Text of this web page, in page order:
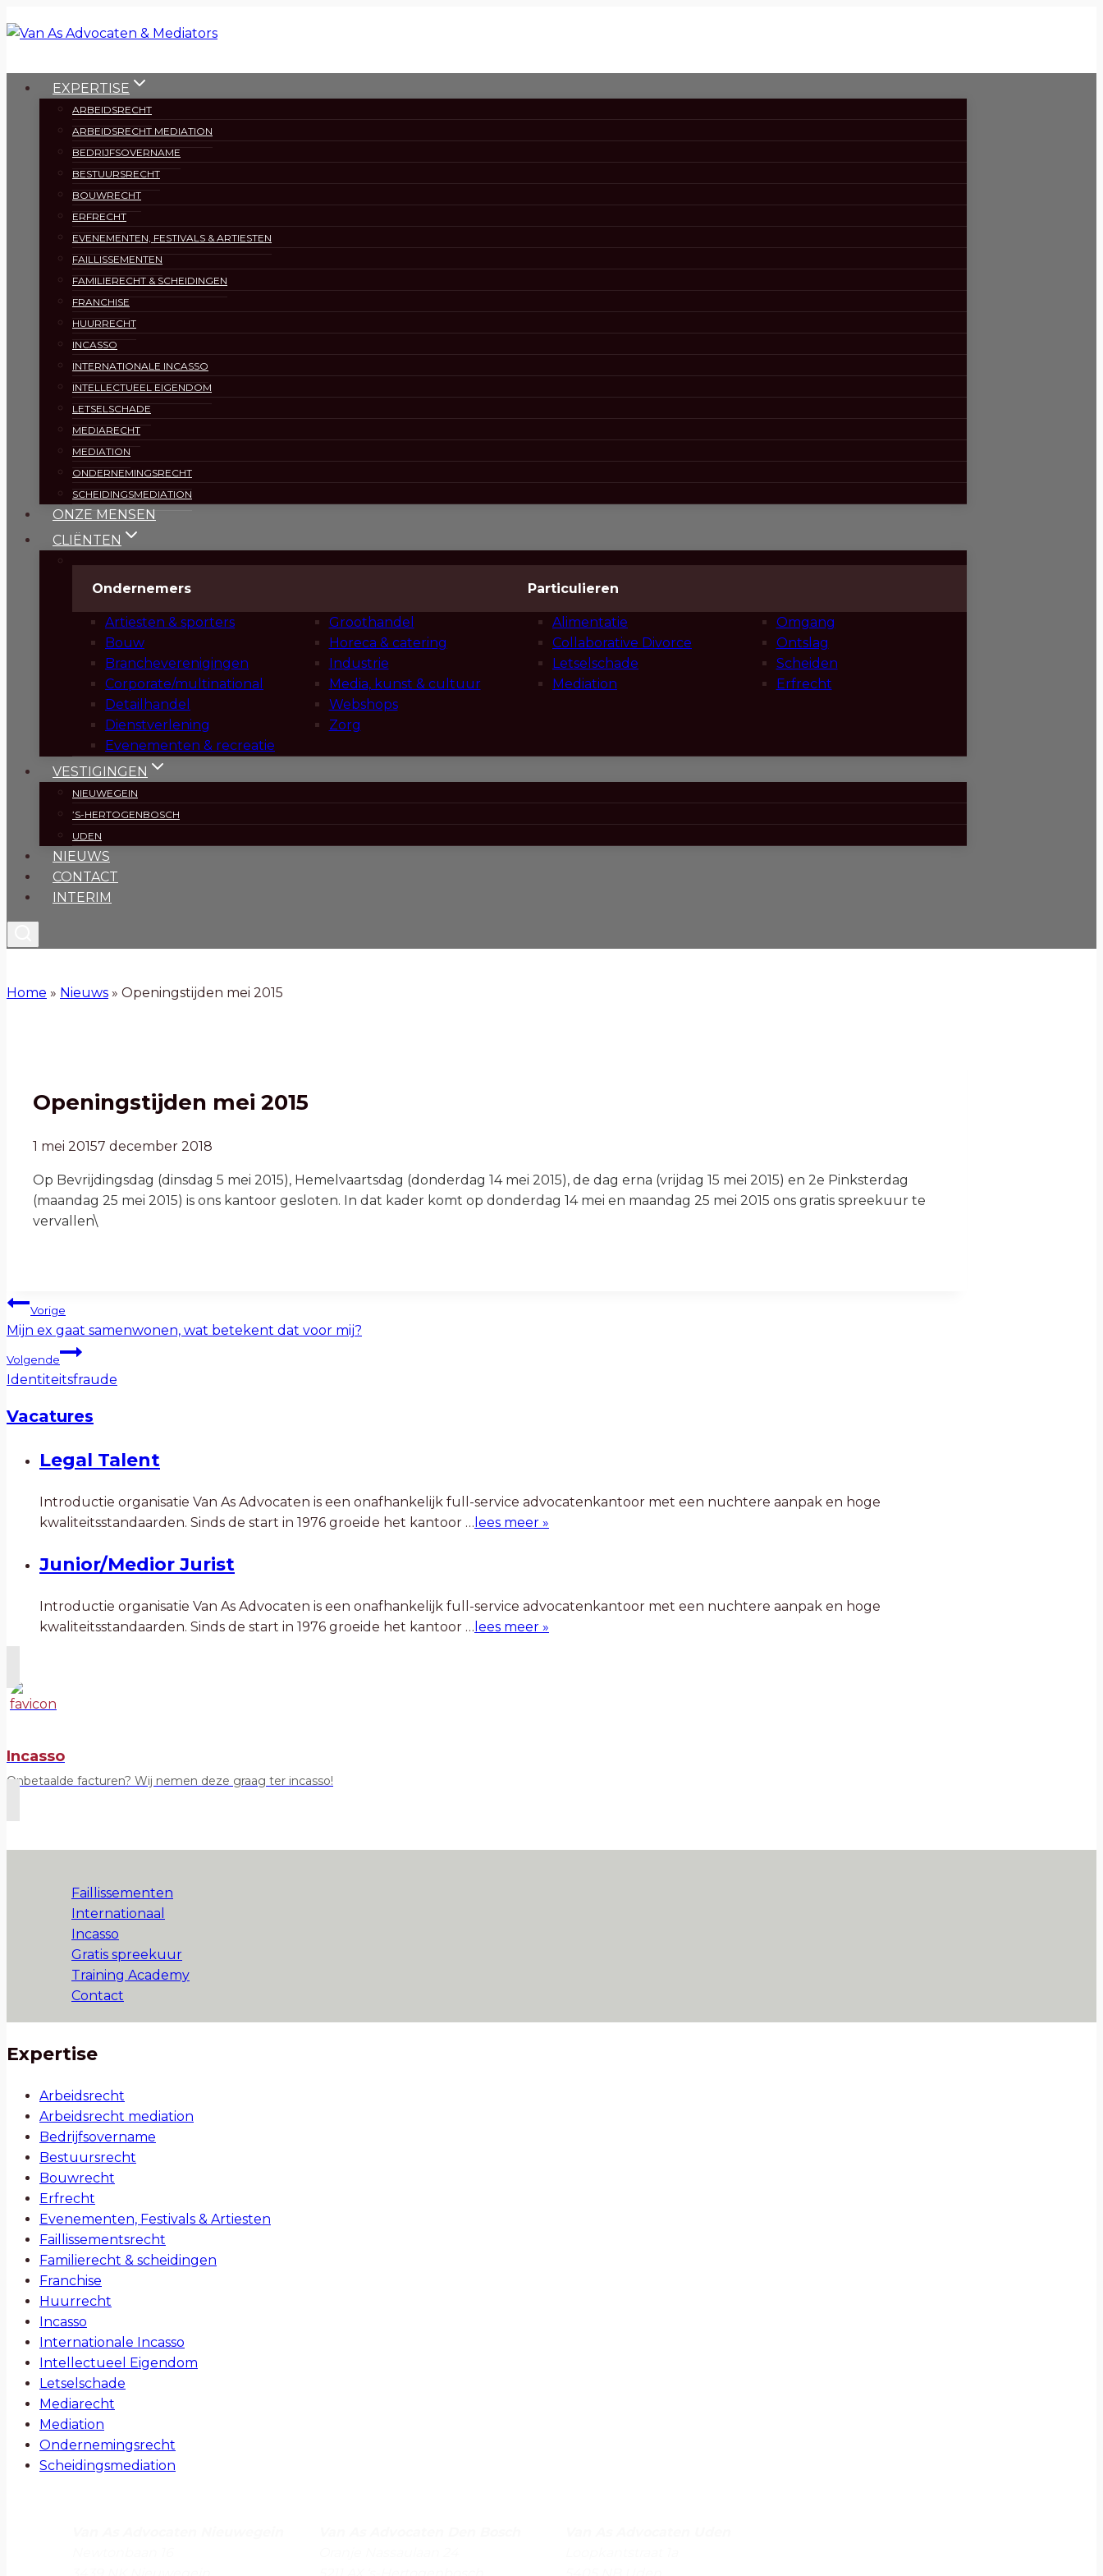
naar
EXPERTISE
ARBEIDSRECHT
ARBEIDSRECHT MEDIATION
BEDRIJFSOVERNAME
BESTUURSRECHT
BOUWRECHT
ERFRECHT
EVENEMENTEN, FESTIVALS & ARTIESTEN
FAILLISSEMENTEN
FAMILIERECHT & SCHEIDINGEN
FRANCHISE
HUURRECHT
INCASSO
INTERNATIONALE INCASSO
INTELLECTUEEL EIGENDOM
LETSELSCHADE
MEDIARECHT
MEDIATION
ONDERNEMINGSRECHT
SCHEIDINGSMEDIATION
ONZE MENSEN
CLIËNTEN
Ondernemers Particulieren
Artiesten & sporters
Bouw
Brancheverenigingen
Corporate/multinational
Detailhandel
Dienstverlening
Evenementen & recreatie
Groothandel
Horeca & catering
Industrie
Media, kunst & cultuur
Webshops
Zorg
Alimentatie
Collaborative Divorce
Letselschade
Mediation
Omgang
Ontslag
Scheiden
Erfrecht
VESTIGINGEN
NIEUWEGEIN
’S-HERTOGENBOSCH
UDEN
NIEUWS
CONTACT
INTERIM
Home » Nieuws » Openingstijden mei 2015
Openingstijden mei 2015
1 mei 20157 december 2018
Op Bevrijdingsdag (dinsdag 5 mei 2015), Hemelvaartsdag (donderdag 14 mei 2015), de dag erna (vrijdag 15 mei 2015) en 2e Pinksterdag
(maandag 25 mei 2015) is ons kantoor gesloten. In dat kader komt op donderdag 14 mei en maandag 25 mei 2015 ons gratis spreekuur te
vervallen\
Bericht
navigatie
Vorige
Mijn ex gaat samenwonen, wat betekent dat voor mij?
Volgende
Identiteitsfraude
Vacatures
Legal Talent
Introductie organisatie Van As Advocaten is een onafhankelijk full-service advocatenkantoor met een nuchtere aanpak en hoge
kwaliteitsstandaarden. Sinds de start in 1976 groeide het kantoor … lees meer »
Junior/Medior Jurist
Introductie organisatie Van As Advocaten is een onafhankelijk full-service advocatenkantoor met een nuchtere aanpak en hoge
kwaliteitsstandaarden. Sinds de start in 1976 groeide het kantoor … lees meer »
Incasso
Onbetaalde facturen? Wij nemen deze graag ter incasso!
Faillissementen
Internationaal
Incasso
Gratis spreekuur
Training Academy
Contact
Expertise
Arbeidsrecht
Arbeidsrecht mediation
Bedrijfsovername
Bestuursrecht
Bouwrecht
Erfrecht
Evenementen, Festivals & Artiesten
Faillissementsrecht
Familierecht & scheidingen
Franchise
Huurrecht
Incasso
Internationale Incasso
Intellectueel Eigendom
Letselschade
Mediarecht
Mediation
Ondernemingsrecht
Scheidingsmediation